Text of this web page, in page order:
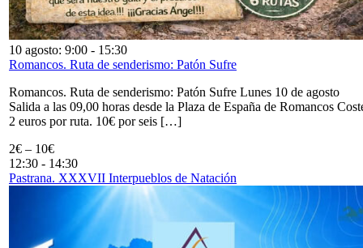
10 agosto: 9:00 - 15:30
Romancos. Ruta de senderismo: Patón Sufre
Romancos. Ruta de senderismo: Patón Sufre Lunes 10 de agosto
Salida a las 09,00 horas desde la Plaza de España de Romancos
2 euros por ruta. 10€ por seis […]
2€ – 10€
12:30 - 14:30
Pastrana. XXXVII Interpueblos de Natación